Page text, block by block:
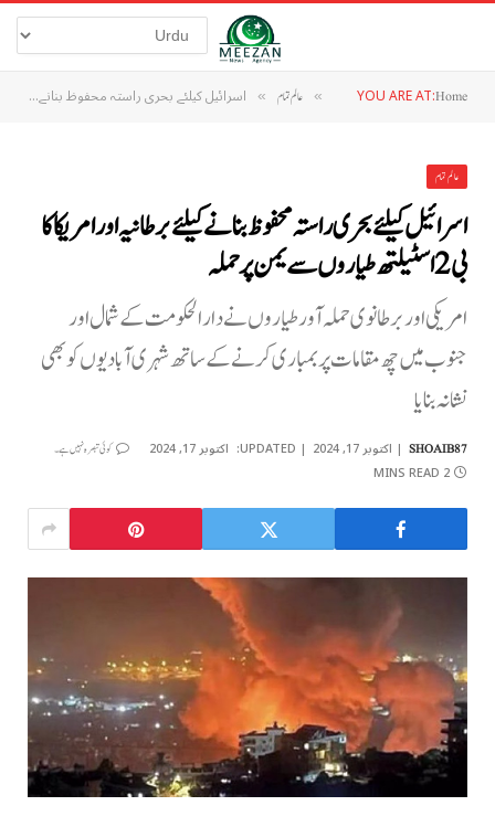
YOU ARE AT:Home
» عالم تمام » اسرائیل کیلئے بحری راستہ محفوظ بنانے کیلئے برطانیہ اور امریکا کا بی 2 اسٹیلتھ طیاروں سے یمن پر حملہ
عالم تمام
اسرائیل کیلئے بحری راستہ محفوظ بنانے کیلئے برطانیہ اور امریکا کا
بی 2 اسٹیلتھ طیاروں سے یمن پر حملہ
امریکی اور برطانوی حملہ آور طیاروں نے دارالحکومت کے شمال اور
جنوب میں چھ مقامات پر بمباری کرنے کے ساتھ شہری آبادیوں کو بھی
نشانہ بنایا
SHOAIB87 اکتوبر 17, 2024 UPDATED: اکتوبر 17, 2024 کوئی تبصرہ نہیں ہے۔
2 MINS READ